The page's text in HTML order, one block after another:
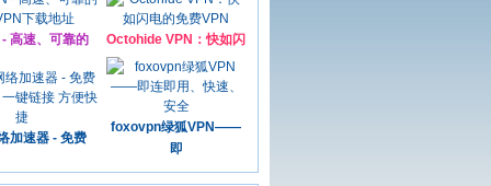
高速、可靠的 Octohide VPN：快如闪
加速器 - 免费
foxovpn绿狐VPN——
即